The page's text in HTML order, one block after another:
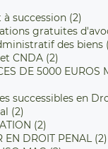
à succession (2)
gratuites
des biens
CNDA (2)
DE 5000 EUROS
successibles en
(2)
(2)
EN DROIT PENAL (2)